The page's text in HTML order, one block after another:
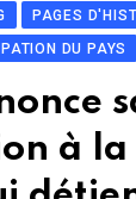
PAGES
DU PAYS
à la